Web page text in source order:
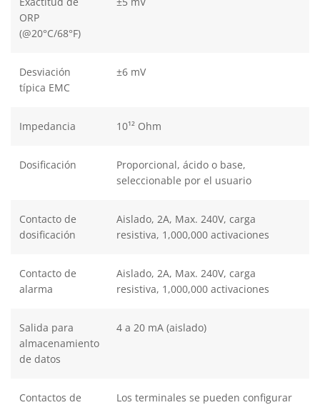
ORP
(@20°C/68°F)
Desviación
típica EMC
±6 mV
Impedancia 10¹² Ohm
Dosificación
Proporcional, ácido o base,
seleccionable por el usuario
Contacto de
dosificación
Aislado, 2A, Max. 240V, carga
resistiva, 1,000,000 activaciones
Contacto de
alarma
Aislado, 2A, Max. 240V, carga
resistiva, 1,000,000 activaciones
Salida para
almacenamiento
de datos
4 a 20 mA (aislado)
Contactos de
Los terminales se pueden configurar